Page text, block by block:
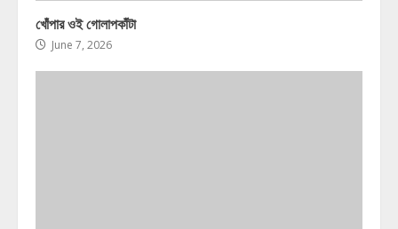
খোঁপার ওই গোলাপকাঁটা
June 7, 2026